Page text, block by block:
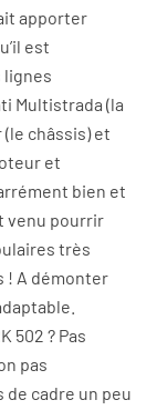
apporter
est
lignes
Multistrada (la
châssis) et
et
bien et
venu pourrir
très
! A démonter
502 ? Pas
pas
cadre un peu